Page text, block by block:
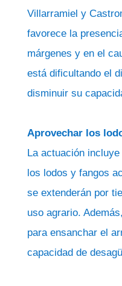
Villarramiel y
favorece la
márgenes y en el
está dificultando el
disminuir su
Aprovechar los
La actuación
los lodos y fangos
se extenderán por
uso agrario.
para ensanchar el
capacidad de